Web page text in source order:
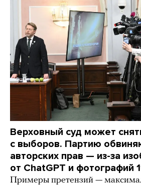
Верховный суд может
с выборов. Партию
авторских прав — из-за
от ChatGPT и фотографий
Примеры претензий —